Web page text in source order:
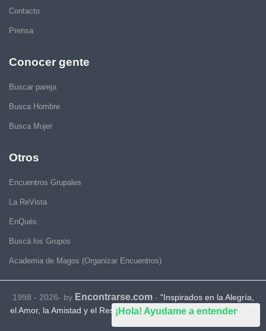
¡Hola! Ayudame a entender
Contacto
Prensa
Conocer gente
Buscar pareja
Busca Hombre
Busca Mujer
Otros
Encuentros Grupales
La ReVista
EnQués
Buscá los Grupos
Academia de Magos (Organizar Encuentros)
1998 - 2026- by Encontrarse.com- "Inspirados en la Alegría,
el Amor, la Amistad y el Respeto, motivamos a la gente a que sea